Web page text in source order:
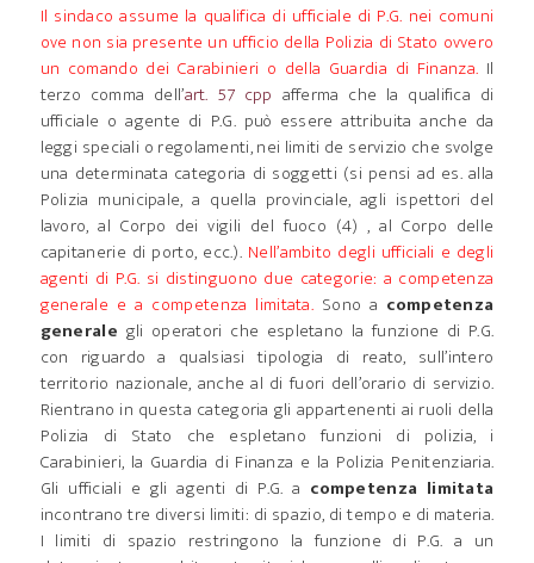
Il sindaco assume la qualifica di ufficiale di P.G. nei comuni
ove non sia presente un ufficio della Polizia di Stato ovvero
un comando dei Carabinieri o della Guardia di Finanza. Il
terzo comma dell’art. 57 cpp afferma che la qualifica di
ufficiale o agente di P.G. può essere attribuita anche da
leggi speciali o regolamenti, nei limiti de servizio che svolge
una determinata categoria di soggetti (si pensi ad es. alla
Polizia municipale, a quella provinciale, agli ispettori del
lavoro, al Corpo dei vigili del fuoco (4) , al Corpo delle
capitanerie di porto, ecc.). Nell’ambito degli ufficiali e degli
agenti di P.G. si distinguono due categorie: a competenza
generale e a competenza limitata. Sono a competenza
generale gli operatori che espletano la funzione di P.G.
con riguardo a qualsiasi tipologia di reato, sull’intero
territorio nazionale, anche al di fuori dell’orario di servizio.
Rientrano in questa categoria gli appartenenti ai ruoli della
Polizia di Stato che espletano funzioni di polizia, i
Carabinieri, la Guardia di Finanza e la Polizia Penitenziaria.
Gli ufficiali e gli agenti di P.G. a competenza limitata
incontrano tre diversi limiti: di spazio, di tempo e di materia.
I limiti di spazio restringono la funzione di P.G. a un